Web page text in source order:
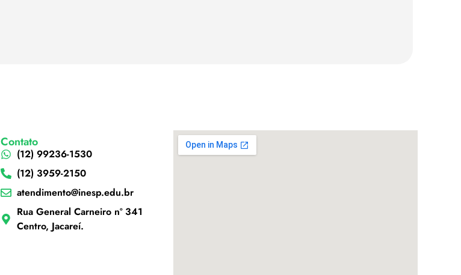
Contato
(12) 99236-1530
(12) 3959-2150
atendimento@inesp.edu.br
Rua General Carneiro nº 341
Centro, Jacareí.